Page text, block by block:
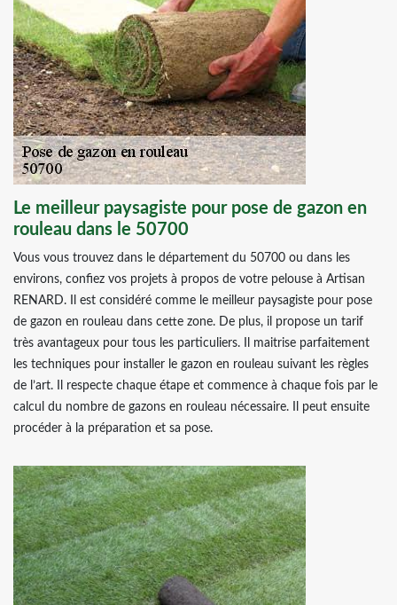
Le meilleur paysagiste pour pose de gazon en
rouleau dans le 50700
Vous vous trouvez dans le département du 50700 ou dans les
environs, confiez vos projets à propos de votre pelouse à Artisan
RENARD. Il est considéré comme le meilleur paysagiste pour pose
de gazon en rouleau dans cette zone. De plus, il propose un tarif
très avantageux pour tous les particuliers. Il maitrise parfaitement
les techniques pour installer le gazon en rouleau suivant les règles
de l’art. Il respecte chaque étape et commence à chaque fois par le
calcul du nombre de gazons en rouleau nécessaire. Il peut ensuite
procéder à la préparation et sa pose.